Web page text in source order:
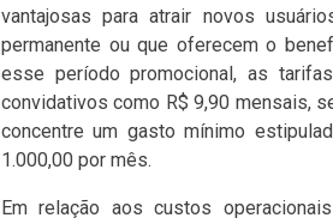
vantajosas para atrair novos
permanente ou que oferecem o
esse período promocional, as
convidativos como R$ 9,90 mensais,
concentre um gasto mínimo
1.000,00 por mês.
Em relação aos custos